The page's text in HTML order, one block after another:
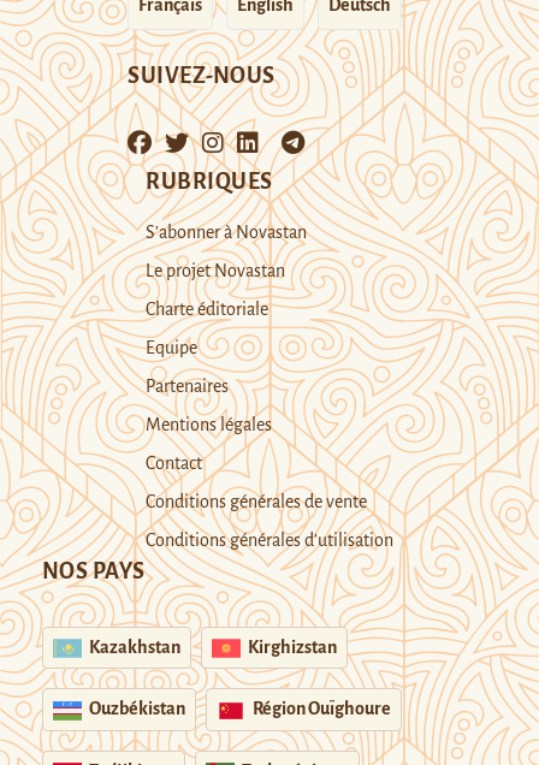
Français English Deutsch
SUIVEZ-NOUS
RUBRIQUES
S’abonner à Novastan
Le projet Novastan
Charte éditoriale
Equipe
Partenaires
Mentions légales
Contact
Conditions générales de vente
Conditions générales d’utilisation
NOS PAYS
Kazakhstan Kirghizstan
Ouzbékistan Région Ouïghoure